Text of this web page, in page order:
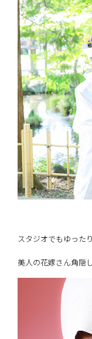
スタジオでもゆった
美人の花嫁さん角隠